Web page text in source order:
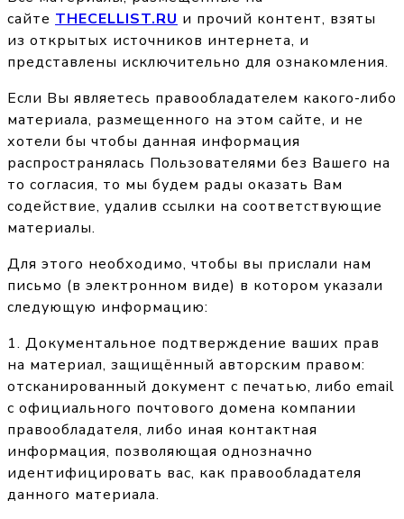
сайте THECELLIST.RU и прочий контент, взяты
из открытых источников интернета, и
представлены исключительно для ознакомления.
Если Вы являетесь правообладателем какого-либо
материала, размещенного на этом сайте, и не
хотели бы чтобы данная информация
распространялась Пользователями без Вашего на
то согласия, то мы будем рады оказать Вам
содействие, удалив ссылки на соответствующие
материалы.
Для этого необходимо, чтобы вы прислали нам
письмо (в электронном виде) в котором указали
следующую информацию:
1. Документальное подтверждение ваших прав
на материал, защищённый авторским правом:
отсканированный документ с печатью, либо email
с официального почтового домена компании
правообладателя, либо иная контактная
информация, позволяющая однозначно
идентифицировать вас, как правообладателя
данного материала.